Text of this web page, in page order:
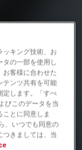
ッキング技術、お
の一部を使用し
お客様に合わせた
テンツ共有を可能
定します。「すべ
びこのデータを当
とに同意しま
、いつでも同意の
つきましては、当